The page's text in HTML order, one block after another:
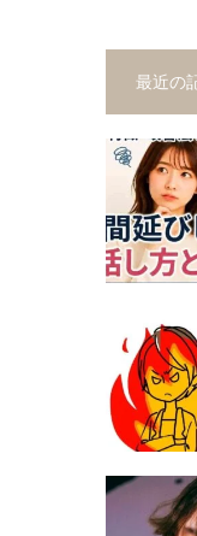
最近の